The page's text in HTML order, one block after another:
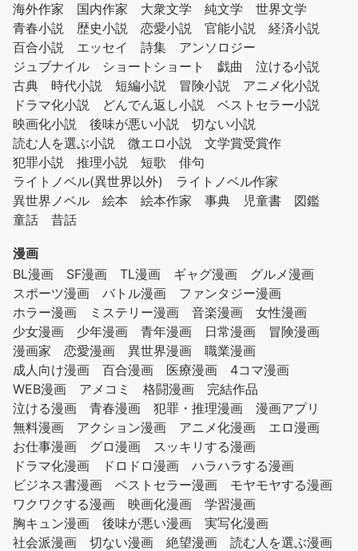
海外作家
国内作家 大衆文学 純文学
世界文学
青春小説
歴史小説 恋愛小説 官能小説
経済小説
百合小説
エッセイ 詩集
アンソロジー
ジュブナイル
ショートショート 戯曲
泣ける小説
古典
時代小説 短編小説 冒険小説
アニメ化小説
ドラマ化小説
どんでん返し小説
ベストセラー小説
映画化小説
後味が悪い小説
切ない小説
読む人を選ぶ小説
微エロ小説
文学賞受賞作
犯罪小説
推理小説 短歌
俳句
ライトノベル(異世界以外)
ライトノベル作家
異世界ノベル
絵本 絵本作家 事典 児童書
図鑑
童話
昔話
漫画
BL漫画
SF漫画 TL漫画 ギャグ漫画
グルメ漫画
スポーツ漫画
バトル漫画
ファンタジー漫画
ホラー漫画
ミステリー漫画 音楽漫画
女性漫画
少女漫画
少年漫画 青年漫画 日常漫画
冒険漫画
漫画家
恋愛漫画 異世界漫画
職業漫画
成人向け漫画
百合漫画 医療漫画
4コマ漫画
WEB漫画
アメコミ 格闘漫画
完結作品
泣ける漫画
青春漫画 犯罪・推理漫画
漫画アプリ
無料漫画
アクション漫画 アニメ化漫画
エロ漫画
お仕事漫画
グロ漫画
スッキリする漫画
ドラマ化漫画
ドロドロ漫画
ハラハラする漫画
ビジネス書漫画
ベストセラー漫画
モヤモヤする漫画
ワクワクする漫画
映画化漫画
学習漫画
胸キュン漫画
後味が悪い漫画
実写化漫画
社会派漫画
切ない漫画 絶望漫画
読む人を選ぶ漫画